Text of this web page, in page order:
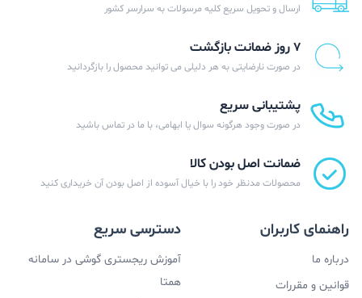
ارسال و تحویل سریع کلیه مرسولات به سرارسر کشور
۷ روز ضمانت بازگشت
در صورت نارضایتی به هر دلیلی می توانید محصول را بازگردانید
پشتیبانی سریع
در صورت وجود هرگونه سوال یا ابهامی، با ما در تماس باشید
ضمانت اصل بودن کالا
محصولات مدنظر خود را با خیال آسوده از اصل بودن آن خریداری کنید
راهنمای کاربران
درباره ما
قوانین و مقررات
دسترسی سریع
آموزش ریجستری گوشی در سامانه
همتا